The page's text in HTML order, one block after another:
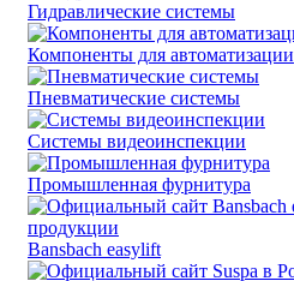
Гидравлические системы
Компоненты для автоматизации
Пневматические системы
Системы видеоинспекции
Промышленная фурнитура
Bansbach easylift